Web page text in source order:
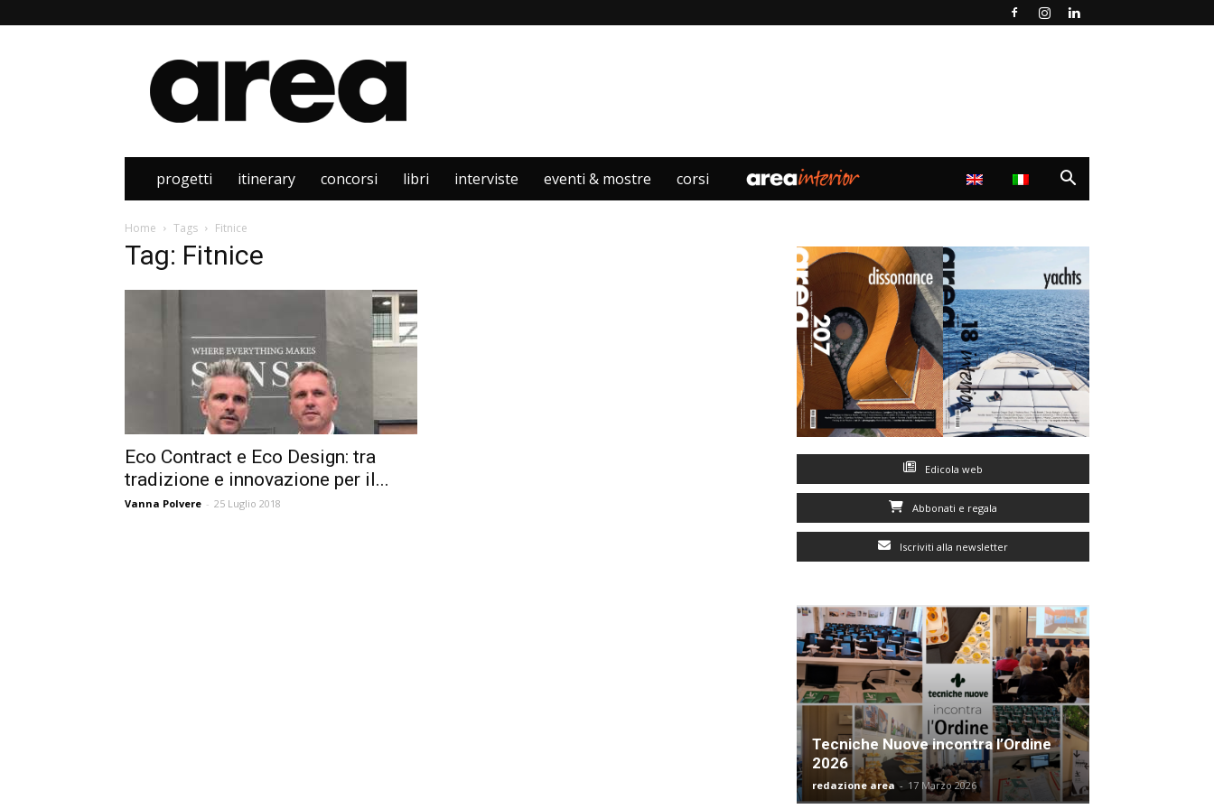
Area
progetti itinerary concorsi libri interviste eventi & mostre corsi
Home Tags Fitnice
Tag: Fitnice
Eco Contract e Eco Design: tra
tradizione e innovazione per il...
Vanna Polvere - 25 Luglio 2018
Edicola web
Abbonati e regala
Iscriviti alla newsletter
Tecniche Nuove incontra l’Ordine
2026
redazione area - 17 Marzo 2026